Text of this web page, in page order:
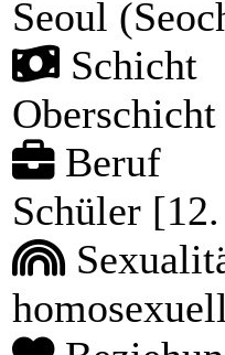
Seoul
Schicht
Oberschicht
Beruf
Schüler
homosexuell